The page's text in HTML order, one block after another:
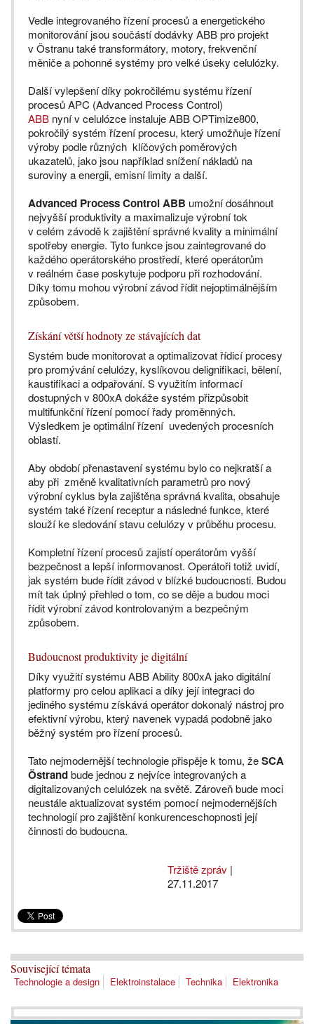
Vedle integrovaného řízení procesů a energetického
monitorování jsou součástí dodávky ABB pro projekt
v Östranu také transformátory, motory, frekvenční
měniče a pohonné systémy pro velké úseky celulózky.
Další vylepšení díky pokročilému systému řízení
procesů APC (Advanced Process Control)
ABB nyní v celulózce instaluje ABB OPTimize800,
pokročilý systém řízení procesu, který umožňuje řízení
výroby podle různých klíčových poměrových
ukazatelů, jako jsou například snížení nákladů na
suroviny a energii, emisní limity a další.
Advanced Process Control ABB umožní dosáhnout
nejvyšší produktivity a maximalizuje výrobní tok
v celém závodě k zajištění správné kvality a minimální
spotřeby energie. Tyto funkce jsou zaintegrované do
každého operátorského prostředí, které operátorům
v reálném čase poskytuje podporu při rozhodování.
Díky tomu mohou výrobní závod řídit nejoptimálnějším
způsobem.
Získání větší hodnoty ze stávajících dat
Systém bude monitorovat a optimalizovat řídicí procesy
pro promývání celulózy, kyslíkovou delignifikaci, bělení,
kaustifikaci a odpařování. S využitím informací
dostupných v 800xA dokáže systém přizpůsobit
multifunkční řízení pomocí řady proměnných.
Výsledkem je optimální řízení uvedených procesních
oblastí.
Aby období přenastavení systému bylo co nejkratší a
aby při změně kvalitativních parametrů pro nový
výrobní cyklus byla zajištěna správná kvalita, obsahuje
systém také řízení receptur a následné funkce, které
slouží ke sledování stavu celulózy v průběhu procesu.
Kompletní řízení procesů zajistí operátorům vyšší
bezpečnost a lepší informovanost. Operátoři totiž uvidí,
jak systém bude řídit závod v blízké budoucnosti. Budou
mít tak úplný přehled o tom, co se děje a budou moci
řídit výrobní závod kontrolovaným a bezpečným
způsobem.
Budoucnost produktivity je digitální
Díky využití systému ABB Ability 800xA jako digitální
platformy pro celou aplikaci a díky její integraci do
jediného systému získává operátor dokonalý nástroj pro
efektivní výrobu, který navenek vypadá podobně jako
běžný systém pro řízení procesů.
Tato nejmodernější technologie přispěje k tomu, žeSCA
Östrandbude jednou z nejvíce integrovaných a
digitalizovaných celulózek na světě. Zároveň bude moci
neustále aktualizovat systém pomocí nejmodernějších
technologií pro zajištění konkurenceschopnosti její
činnosti do budoucna.
Tržiště zpráv |
27.11.2017
Související témata
Technologie a design Elektroinstalace Technika Elektronika